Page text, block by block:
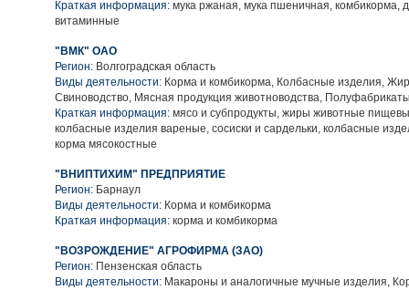
Краткая информация: мука ржаная, мука пшеничная, комбикорма,
витаминные
"ВМК" ОАО
Регион: Волгоградская область
Виды деятельности: Корма и комбикорма, Колбасные изделия,
Свиноводство, Мясная продукция животноводства,
Краткая информация: мясо и субпродукты, жиры животные
колбасные изделия вареные, сосиски и сардельки, колбасные
корма мясокостные
"ВНИПТИХИМ" ПРЕДПРИЯТИЕ
Регион: Барнаул
Виды деятельности: Корма и комбикорма
Краткая информация: корма и комбикорма
"ВОЗРОЖДЕНИЕ" АГРОФИРМА (ЗАО)
Регион: Пензенская область
Виды деятельности: Макароны и аналогичные мучные изделия,